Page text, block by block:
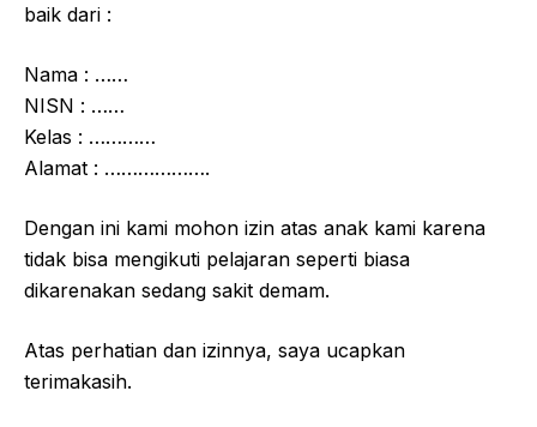
baik dari :
Nama : ……
NISN : ……
Kelas : …………
Alamat : ……………….
Dengan ini kami mohon izin atas anak kami karena
tidak bisa mengikuti pelajaran seperti biasa
dikarenakan sedang sakit demam.
Atas perhatian dan izinnya, saya ucapkan
terimakasih.